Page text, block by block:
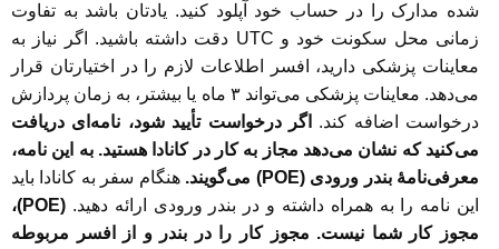
شده مدارک را در حساب خود آپلود کنید. یادتان باشد به تفاوت
زمانی محل سکونت خود و UTC دقت داشته باشید. اگر نیاز به
معاینات پزشکی دارید، افسر اطلاعات لازم را در اختیارتان قرار
می‌دهد. معاینات پزشکی می‌تواند ۳ ماه یا بیشتر، به زمان پردازش
درخواست اضافه کند. اگر درخواست تأیید شود، نامه‌ای دریافت
می‌کنید که نشان می‌دهد مجاز به کار در کانادا هستید. به این نامه،
معرفی‌نامۀ بندر ورودی (POE) می‌گویند.
هنگام سفر به کانادا باید
این نامه را به همراه داشته و در بندر ورودی ارائه دهید.
(POE)،
مجوز کار شما نیست. مجوز کار را در بندر و از افسر مربوطه